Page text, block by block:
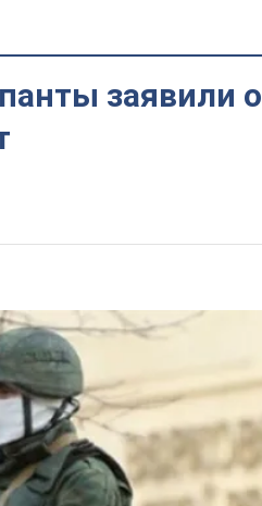
заявили о